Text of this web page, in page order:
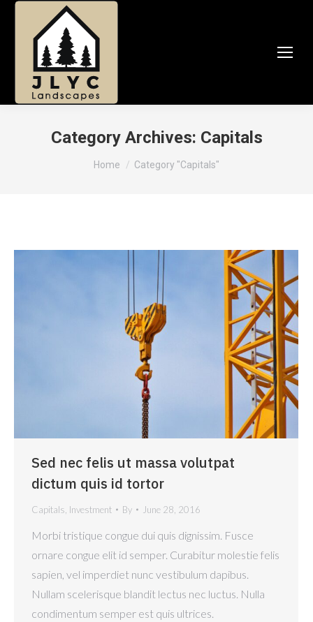
Category Archives: Capitals
You are here:
Home Category "Capitals"
Sed nec felis ut massa volutpat
dictum quis id tortor
Capitals Investment By June 28, 2016
Morbi tristique congue dui quis dignissim. Fusce
ornare congue elit id semper. Curabitur molestie felis
sapien, vel imperdiet nunc vestibulum dapibus.
Nullam scelerisque blandit lectus nec luctus. Nulla
condimentum semper est quis ultrices.